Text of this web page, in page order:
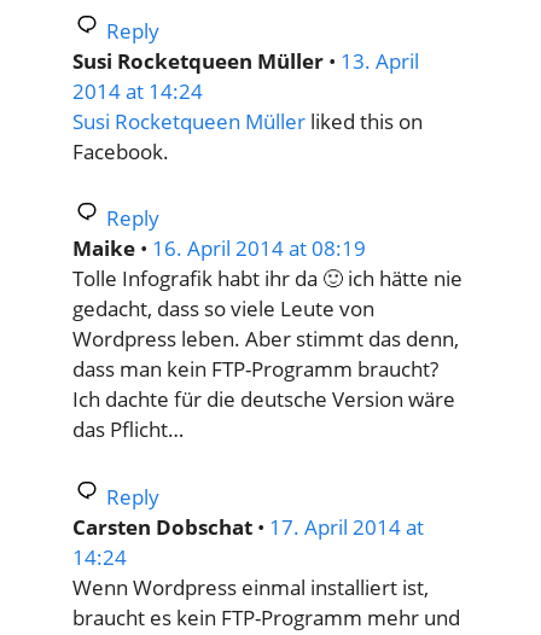
Reply
Susi Rocketqueen Müller • 13. April
2014 at 14:24
Susi Rocketqueen Müller liked this on
Facebook.
Reply
Maike • 16. April 2014 at 08:19
Tolle Infografik habt ihr da 🙂 ich hätte nie
gedacht, dass so viele Leute von
Wordpress leben. Aber stimmt das denn,
dass man kein FTP-Programm braucht?
Ich dachte für die deutsche Version wäre
das Pflicht…
Reply
Carsten Dobschat • 17. April 2014 at
14:24
Wenn Wordpress einmal installiert ist,
braucht es kein FTP-Programm mehr und